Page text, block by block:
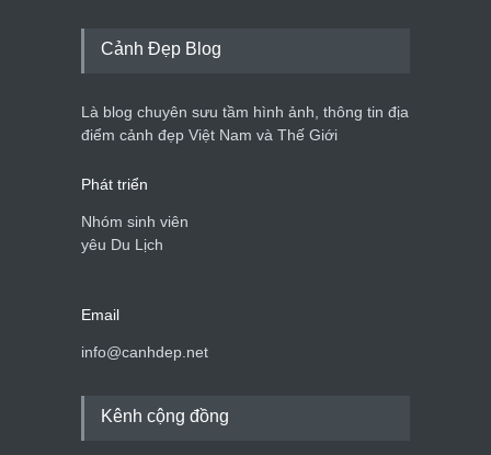
du lịch quốc gia
Cảnh đẹp Việt Nam 24/04/2020
Cảnh Đẹp Blog
Là blog chuyên sưu tầm hình ảnh, thông tin địa
điểm cảnh đẹp Việt Nam và Thế Giới
Phát triển
Nhóm sinh viên
yêu Du Lịch
Email
info@canhdep.net
Kênh cộng đồng